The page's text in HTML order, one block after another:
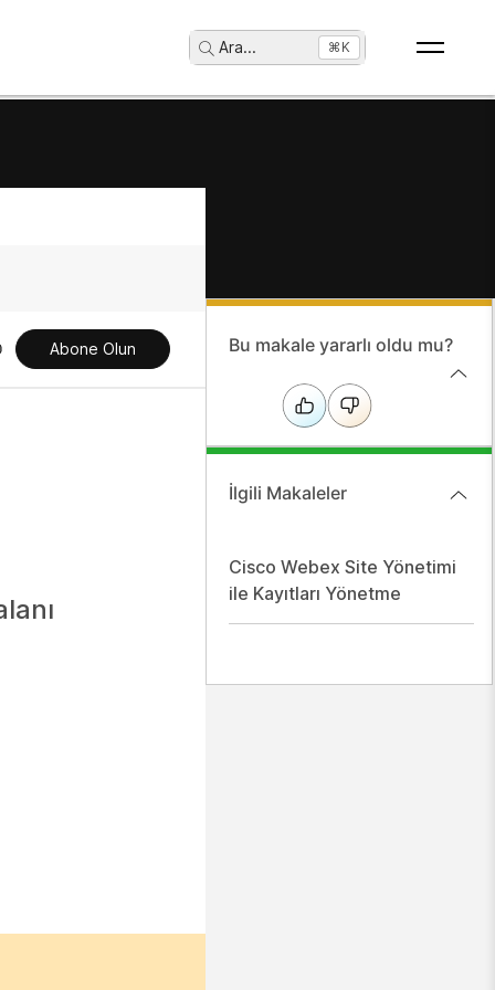
Ara... ⌘K
Abone Olun Bu makale yararlı oldu mu?
İlgili Makaleler
Cisco Webex Site Yönetimi
ile Kayıtları Yönetme